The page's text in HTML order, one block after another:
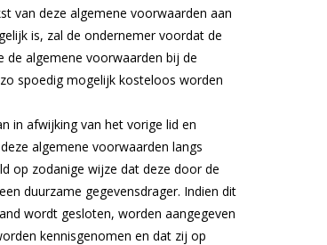
van deze algemene voorwaarden aan
is, zal de ondernemer voordat de
algemene voorwaarden bij de
spoedig mogelijk kosteloos worden
in afwijking van het vorige lid en
algemene voorwaarden langs
op zodanige wijze dat deze door de
duurzame gegevensdrager. Indien dit
wordt gesloten, worden aangegeven
kennisgenomen en dat zij op